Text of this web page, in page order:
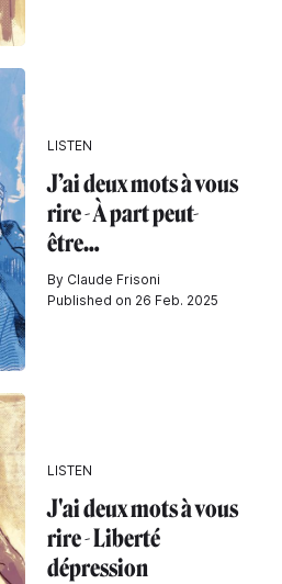
LISTEN
J’ai deux mots à vous
rire - À part peut-
être…
By Claude Frisoni
Published on 26 Feb. 2025
LISTEN
J'ai deux mots à vous
rire - Liberté
dépression